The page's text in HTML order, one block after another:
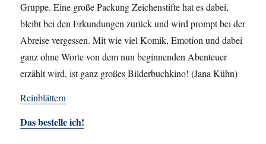
Gruppe. Eine große Packung Zeichenstifte hat es dabei,
bleibt bei den Erkundungen zurück und wird prompt bei der
Abreise vergessen. Mit wie viel Komik, Emotion und dabei
ganz ohne Worte von dem nun beginnenden Abenteuer
erzählt wird, ist ganz großes Bilderbuchkino! (Jana Kühn)
Reinblättern
Das bestelle ich!